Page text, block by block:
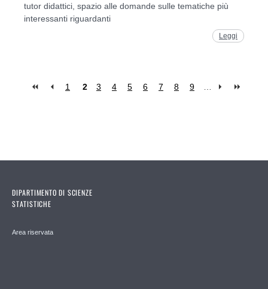
tutor didattici, spazio alle domande sulle tematiche più
interessanti riguardanti
Leggi
1 2 3 4 5 6 7 8 9
DIPARTIMENTO DI SCIENZE
STATISTICHE
Area riservata